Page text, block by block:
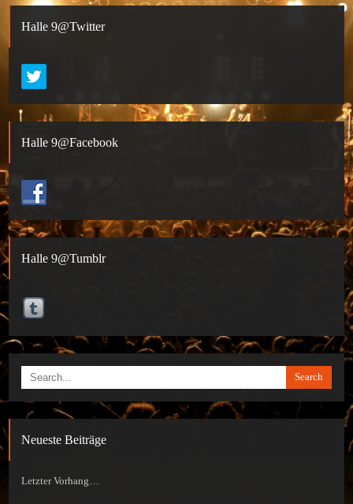
Halle 9@Twitter
Halle 9@Facebook
Halle 9@Tumblr
Search
Neueste Beiträge
Letzter Vorhang…